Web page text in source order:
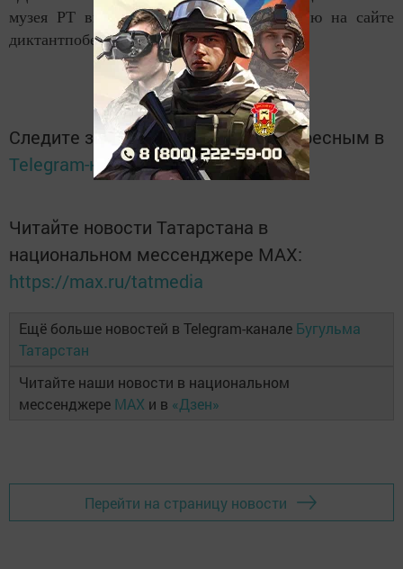
музея РТ вы можете пройти регистрацию на сайте
диктантпобеды.рф.
Следите за самым важным и интересным в
Telegram-каналеТатмедиа
Читайте новости Татарстана в
национальном мессенджере MАХ:
https://max.ru/tatmedia
Ещё больше новостей в Telegram-канале Бугульма
Татарстан
Читайте наши новости в национальном
мессенджере MAX и в «Дзен»
Перейти на страницу новости